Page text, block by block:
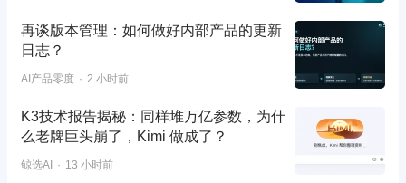
再谈版本管理：如何做好内部产品的更新
日志？
AI产品零度 2 小时前
K3技术报告揭秘：同样堆万亿参数，为什
么老牌巨头崩了，Kimi 做成了？
鲸选AI 13 小时前